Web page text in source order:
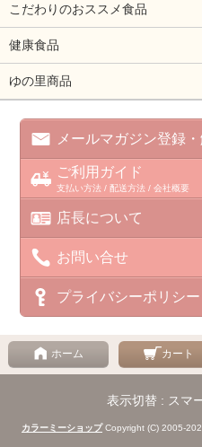
こだわりのおススメ食品
健康食品
ゆの里商品
メールマガジン登録
ご利用ガイド
支払い方法 / 配送方法 / 会社概要
店長について
お問い合せ
プライバシーポリシー
ホーム カート
表示切替 : スマ
カラーミーショップCopyright (C) 2005-